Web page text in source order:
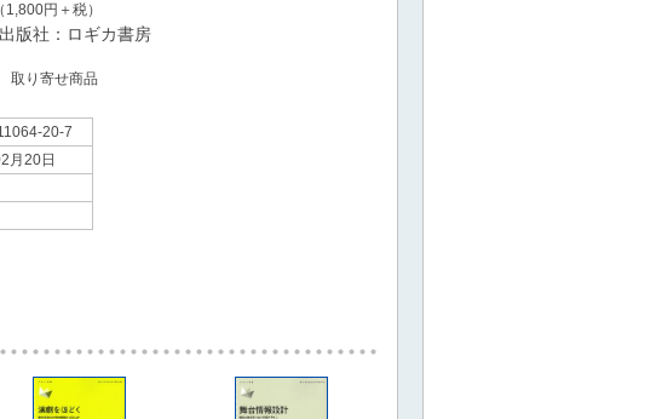
（1,800円＋税）
版社：ロギカ書房
取り寄せ商品
20-7
月20日